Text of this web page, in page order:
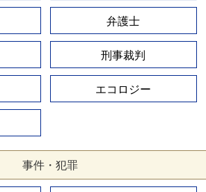
弁護士
刑事裁判
エコロジー
事件・犯罪